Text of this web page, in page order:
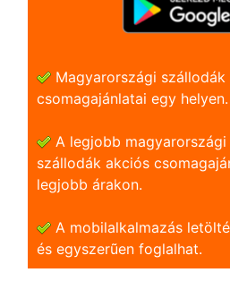
Magyarországi szállodák
csomagajánlatai egy helyen.
A legjobb magyarországi
szállodák akciós
legjobb árakon.
A mobilalkalmazás
és egyszerũen foglalhat.